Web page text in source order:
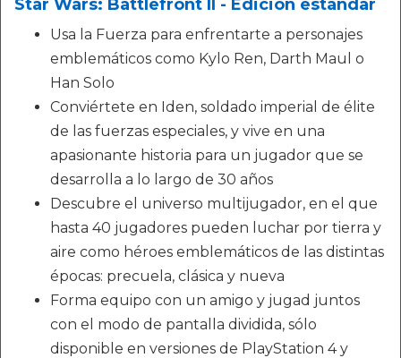
Star Wars: Battlefront II - Edición estándar
Usa la Fuerza para enfrentarte a personajes
emblemáticos como Kylo Ren, Darth Maul o
Han Solo
Conviértete en Iden, soldado imperial de élite
de las fuerzas especiales, y vive en una
apasionante historia para un jugador que se
desarrolla a lo largo de 30 años
Descubre el universo multijugador, en el que
hasta 40 jugadores pueden luchar por tierra y
aire como héroes emblemáticos de las distintas
épocas: precuela, clásica y nueva
Forma equipo con un amigo y jugad juntos
con el modo de pantalla dividida, sólo
disponible en versiones de PlayStation 4 y